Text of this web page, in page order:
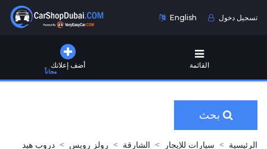
English تسجيل دخول
أضف إعلانك
مجاناً
القائمة
بحث
الرئيسية سيارات للإيجار الشارقة رولز رويس دروب هيد